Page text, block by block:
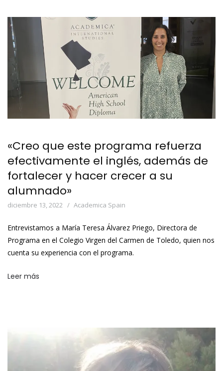
«Creo que este programa refuerza
efectivamente el inglés, además de
fortalecer y hacer crecer a su
alumnado»
diciembre 13, 2022 Academica Spain
Entrevistamos a María Teresa Álvarez Priego, Directora de
Programa en el Colegio Virgen del Carmen de Toledo, quien nos
cuenta su experiencia con el programa.
Leer más